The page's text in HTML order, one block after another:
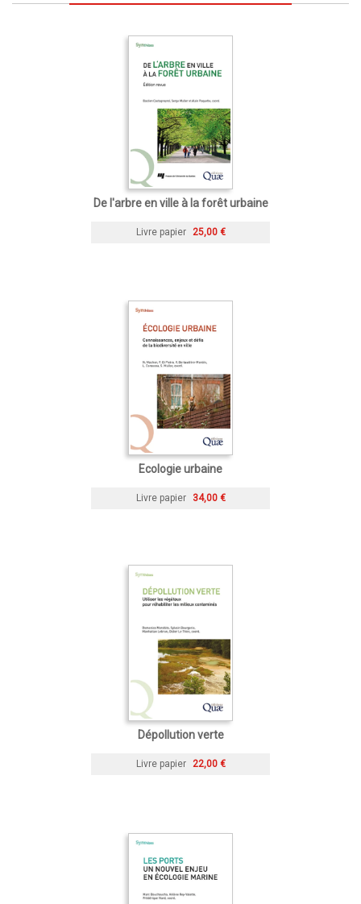
De l'arbre en ville à la forêt urbaine
Livre papier 25,00 €
Ecologie urbaine
Livre papier 34,00 €
Dépollution verte
Livre papier 22,00 €